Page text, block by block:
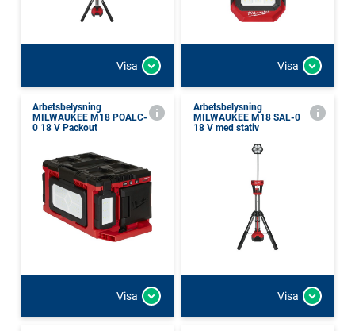
Visa Visa
Arbetsbelysning
MILWAUKEE M18 POALC-
0 18 V Packout
Visa
Arbetsbelysning
MILWAUKEE M18 SAL-0
18 V med stativ
Visa